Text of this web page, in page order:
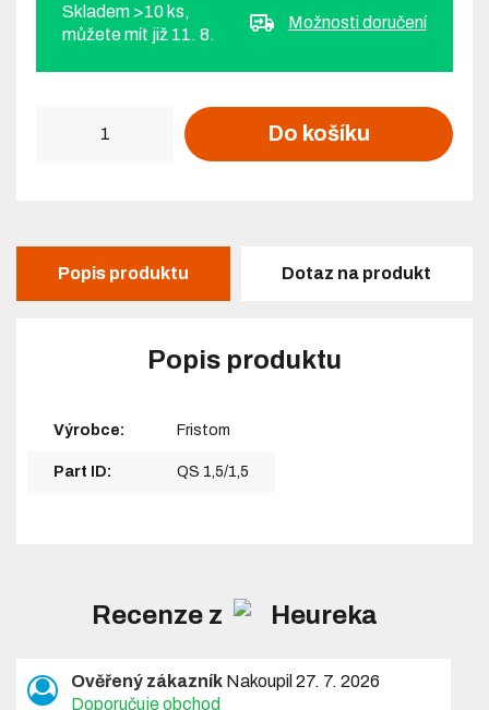
Skladem >10 ks,
můžete mít již 11. 8.
Možnosti doručení
Do košíku
Popis produktu Dotaz na produkt
Popis produktu
Výrobce: Fristom
Part ID: QS 1,5/1,5
Recenze z
Ověřený zákazník Nakoupil 27. 7. 2026
Doporučuje obchod